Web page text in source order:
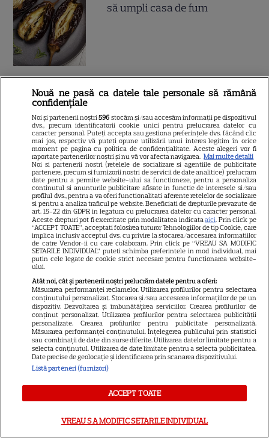
să umpli casa de fum
Cum se face cafeaua la presa
și care sunt avantajele
ALTE ARTICOLE
INTERESANTE
5
CINEMA
Eli Roth revine cu „Omul cu
înghețata mortală”. Filmul
horror în care copiii devin
criminali după ce mănâncă
înghețată
NETFLIX
Noutăți Netflix în august 2026:
Nouă ne pasă ca datele tale personale să rămână
confidențiale
Noi și partenerii noștri596 stocăm și/sau accesăm informații pe dispozitivul
dvs., precum identificatorii cookie unici pentru prelucrarea datelor cu
caracter personal. Puteți accepta sau gestiona preferințele dvs. făcând clic
mai jos, respectiv vă puteți opune utilizării unui interes legitim în orice
moment pe pagina cu politica de confidențialitate. Aceste alegeri vor fi
raportate partenerilor noștri și nu vă vor afecta navigarea. Mai multe detalii
Noi si partenerii nostri (retelele de socializare si agentiile de publicitate
partenere, precum si furnizorii nostri de servicii de date analitice) prelucram
date pentru a permite website-ului sa functioneze, pentru a personaliza
continutul si anunturile publicitare afisate in functie de interesele si/sau
profilul dvs., pentru a va oferi functionalitati aferente retelelor de socializare
si pentru a analiza traficul pe website. Beneficiati de drepturile prevazute de
art. 15-22 din GDPR in legatura cu prelucrarea datelor cu caracter personal.
Aceste drepturi pot fi exercitate prin modalitatea indicataaici. Prin click pe
“ACCEPT TOATE”, acceptati folosirea tuturor Tehnologiilor de tip Cookie, care
implica inclusiv acceptul dvs. cu privire la stocarea/accesarea informatiilor
de catre Vendor-ii cu care colaboram. Prin click pe “VREAU SA MODIFIC
SETARILE INDIVIDUAL” puteti schimba preferintele in mod individual, mai
putin cele legate de cookie strict necesare pentru functionarea website-
ului.
Atât noi, cât și partenerii noștri prelucrăm datele pentru a oferi:
Măsurarea performanței reclamelor. Utilizarea profilurilor pentru selectarea
conținutului personalizat. Stocarea și/sau accesarea informațiilor de pe un
dispozitiv. Dezvoltarea și îmbunătățirea serviciilor. Crearea profilurilor de
conținut personalizat. Utilizarea profilurilor pentru selectarea publicității
personalizate. Crearea profilurilor pentru publicitate personalizată.
Măsurarea performanței conținutului. Înțelegerea publicului prin statistici
sau combinații de date din surse diferite. Utilizarea datelor limitate pentru a
selecta conținutul. Utilizarea de date limitate pentru a selecta publicitatea.
Date precise de geolocație și identificarea prin scanarea dispozitivului.
Listă parteneri (furnizori)
ACCEPT TOATE
VREAU SA MODIFIC SETARILE INDIVIDUAL